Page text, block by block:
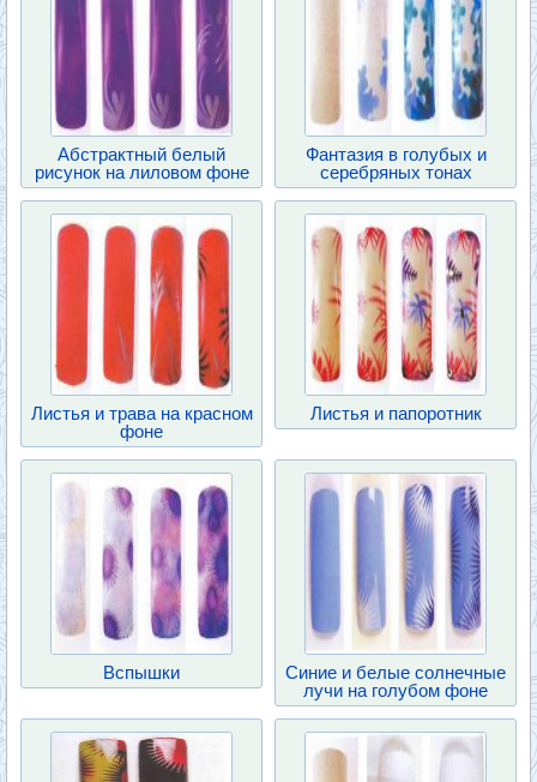
Абстрактный белый
рисунок на лиловом фоне
Фантазия в голубых и
серебряных тонах
Листья и трава на красном
фоне
Листья и папоротник
Вспышки
Синие и белые солнечные
лучи на голубом фоне